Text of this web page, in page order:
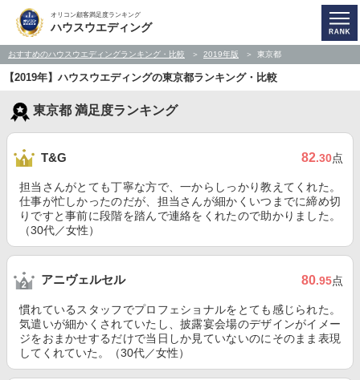
オリコン顧客満足度ランキング
ハウスウエディング
おすすめのハウスウエディングランキング・比較 2019年版 東京都
【2019年】ハウスウエディングの東京都ランキング・比較
東京都 満足度ランキング
T&G 82.30点
担当さんがとても丁寧な方で、一からしっかり教えてくれた。
仕事が忙しかったのだが、担当さんが細かくいつまでに締め切
りですと事前に段階を踏んで連絡をくれたので助かりました。
（30代／女性）
アニヴェルセル 80.95点
慣れているスタッフでプロフェショナルをとても感じられた。
気遣いが細かくされていたし、披露宴会場のデザインがイメー
ジをおまかせするだけで当日しか見ていないのにそのまま表現
してくれていた。（30代／女性）